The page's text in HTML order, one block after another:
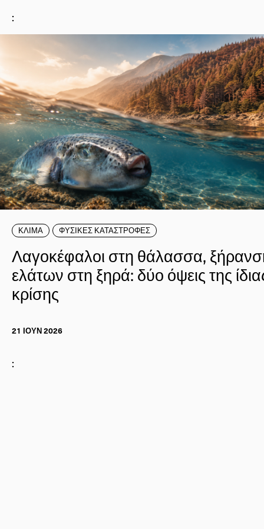
:
ΚΛΙΜΑ ΦΥΣΙΚΕΣ ΚΑΤΑΣΤΡΟΦΕΣ
Λαγοκέφαλοι στη θάλασσα,
ελάτων στη ξηρά: δύο όψεις της
κρίσης
21 ΙΟΥΝ 2026
: